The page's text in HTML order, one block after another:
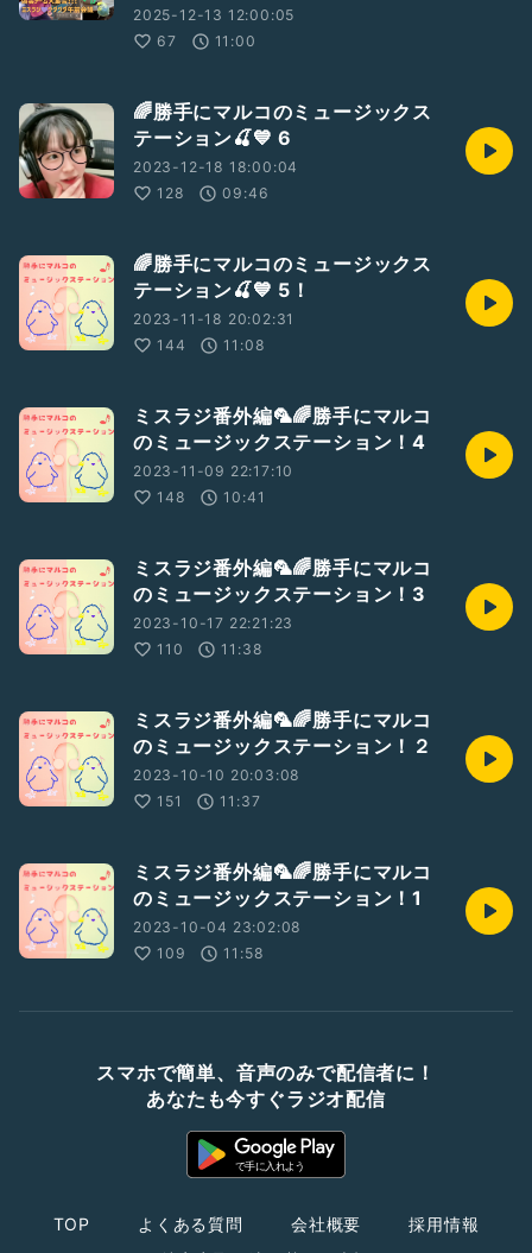
2025-12-13 12:00:05
67
11:00
🌈勝手にマルコのミュージックス
テーション🍒💙 6
2023-12-18 18:00:04
128
09:46
🌈勝手にマルコのミュージックス
テーション🍒💙 5！
2023-11-18 20:02:31
144
11:08
ミスラジ番外編🦜🌈勝手にマルコ
のミュージックステーション！4
2023-11-09 22:17:10
148
10:41
ミスラジ番外編🦜🌈勝手にマルコ
のミュージックステーション！3
2023-10-17 22:21:23
110
11:38
ミスラジ番外編🦜🌈勝手にマルコ
のミュージックステーション！２
2023-10-10 20:03:08
151
11:37
ミスラジ番外編🦜🌈勝手にマルコ
のミュージックステーション！1
2023-10-04 23:02:08
109
11:58
スマホで簡単、音声のみで配信者に！
あなたも今すぐラジオ配信
TOP よくある質問 会社概要
採用情報